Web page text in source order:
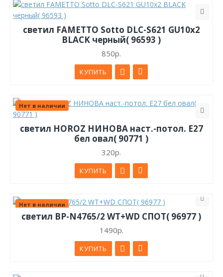
светил FAMETTO Sotto DLC-S621 GU10x2
BLACK черный( 96593 )
850р.
КУПИТЬ
Нет в наличии
светил HOROZ НИНОВА наст.-потол. E27
бел овал( 90771 )
320р.
КУПИТЬ
Нет в наличии
светил ВР-N4765/2 WT+WD СПОТ( 96977 )
1490р.
КУПИТЬ